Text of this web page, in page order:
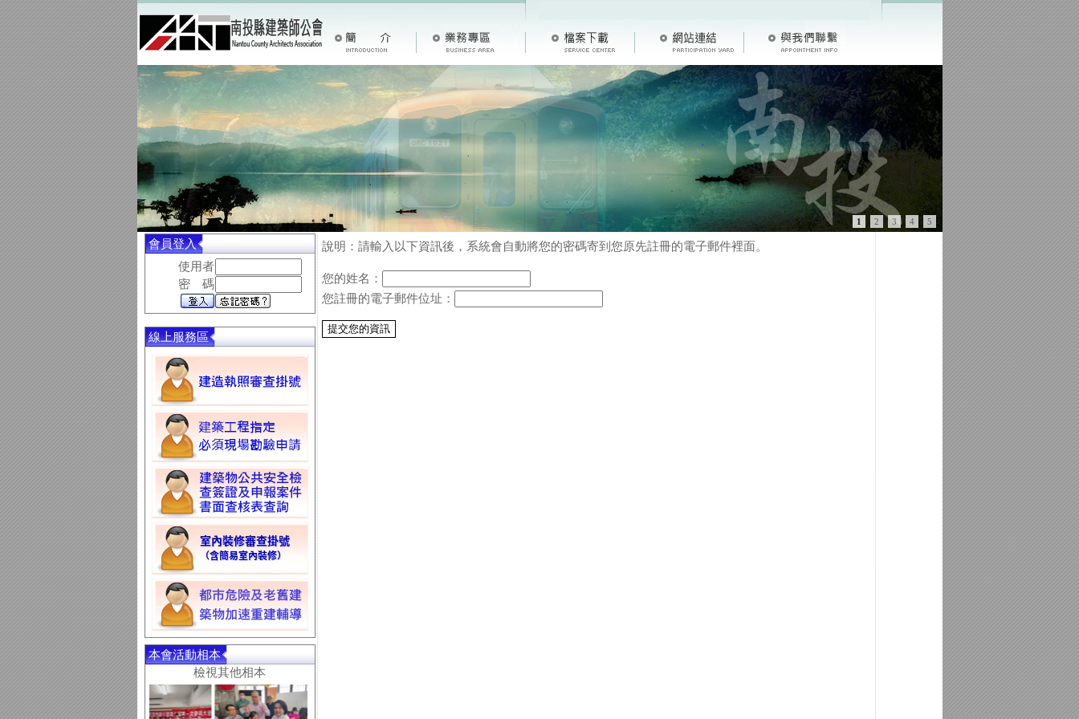
1 2 3 4 5
會員登入
使用者
密 碼
線上服務區
本會活動相本
檢視其他相本
說明：請輸入以下資訊後，系統會自動將您的密碼寄到您原先註冊的電子郵件裡面。
您的姓名：
您註冊的電子郵件位址：